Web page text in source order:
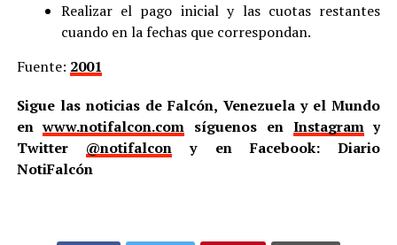
Realizar el pago inicial y las cuotas restantes
cuando en la fechas que correspondan.
Fuente: 2001
Sigue las noticias de Falcón, Venezuela y el Mundo
enwww.notifalcon.com síguenos en Instagramy
Twitter @notifalcon y en Facebook: Diario
NotiFalcón